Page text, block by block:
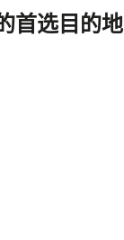
首选目的地